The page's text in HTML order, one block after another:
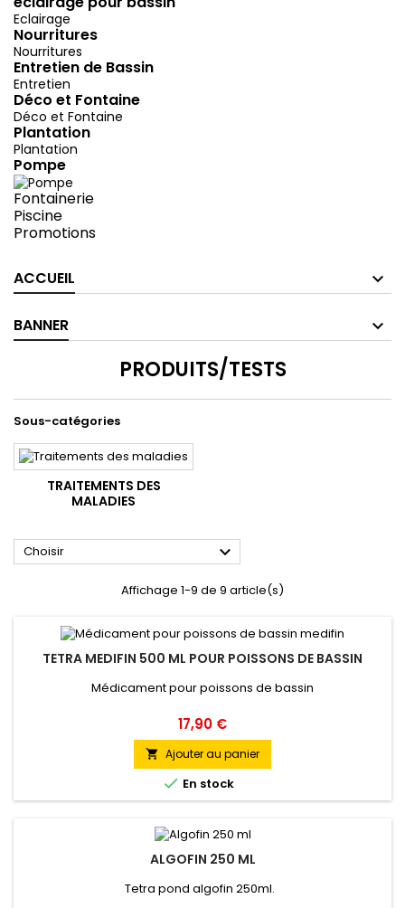
Eclairage
Nourritures
Nourritures
Entretien de Bassin
Entretien
Déco et Fontaine
Déco et Fontaine
Plantation
Plantation
Pompe
Fontainerie
Piscine
Promotions
ACCUEIL
BANNER
PRODUITS/TESTS
Sous-catégories
TRAITEMENTS DES
MALADIES
Choisir 
Affichage 1-9 de 9 article(s)
TETRA MEDIFIN 500 ML POUR POISSONS DE BASSIN
Médicament pour poissons de bassin
Prix
17,90 €
 Ajouter au panier
 En stock
ALGOFIN 250 ML
Tetra pond algofin 250ml.